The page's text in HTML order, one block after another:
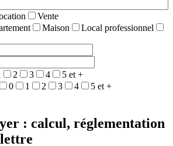
Vente
Maison
Local professionnel
2 3 4
5 et +
0 1 2 3 4 5 et +
: calcul, réglementation